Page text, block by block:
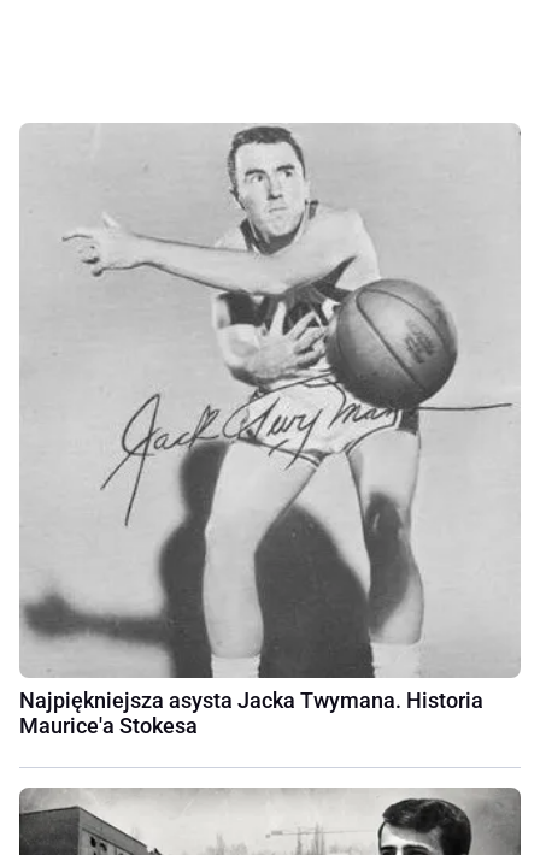
Najpiękniejsza asysta Jacka Twymana. Historia
Maurice'a Stokesa